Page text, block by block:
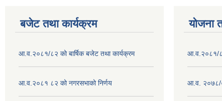
बजेट तथा कार्यक्रम
आ.व.२०८१/८२ को बार्षिक बजेट तथा कार्यक्रम
आ.व.२०८१ ८२ को नगरसभाको निर्णय
योजना
आ.व.२०८१/
आ.व. २०७८/